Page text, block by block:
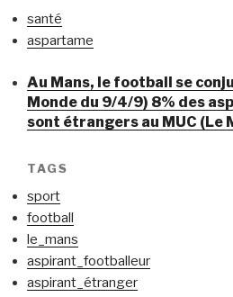
santé
aspartame
Au Mans, le football se
Monde du 9/4/9) 8% des
sont étrangers au MUC (Le
TAGS
sport
football
le_mans
aspirant_footballeur
aspirant_étranger